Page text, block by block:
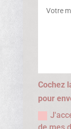
Cochez
pour